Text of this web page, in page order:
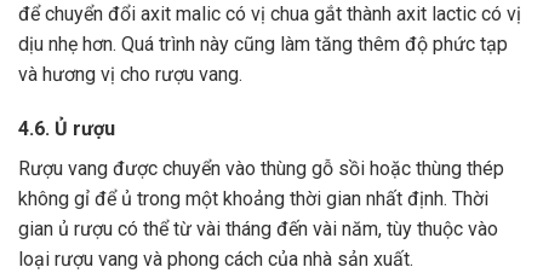
để chuyển đổi axit malic có vị chua gắt thành axit lactic có vị
dịu nhẹ hơn. Quá trình này cũng làm tăng thêm độ phức tạp
và hương vị cho rượu vang.
4.6. Ủ rượu
Rượu vang được chuyển vào thùng gỗ sồi hoặc thùng thép
không gỉ để ủ trong một khoảng thời gian nhất định. Thời
gian ủ rượu có thể từ vài tháng đến vài năm, tùy thuộc vào
loại rượu vang và phong cách của nhà sản xuất.